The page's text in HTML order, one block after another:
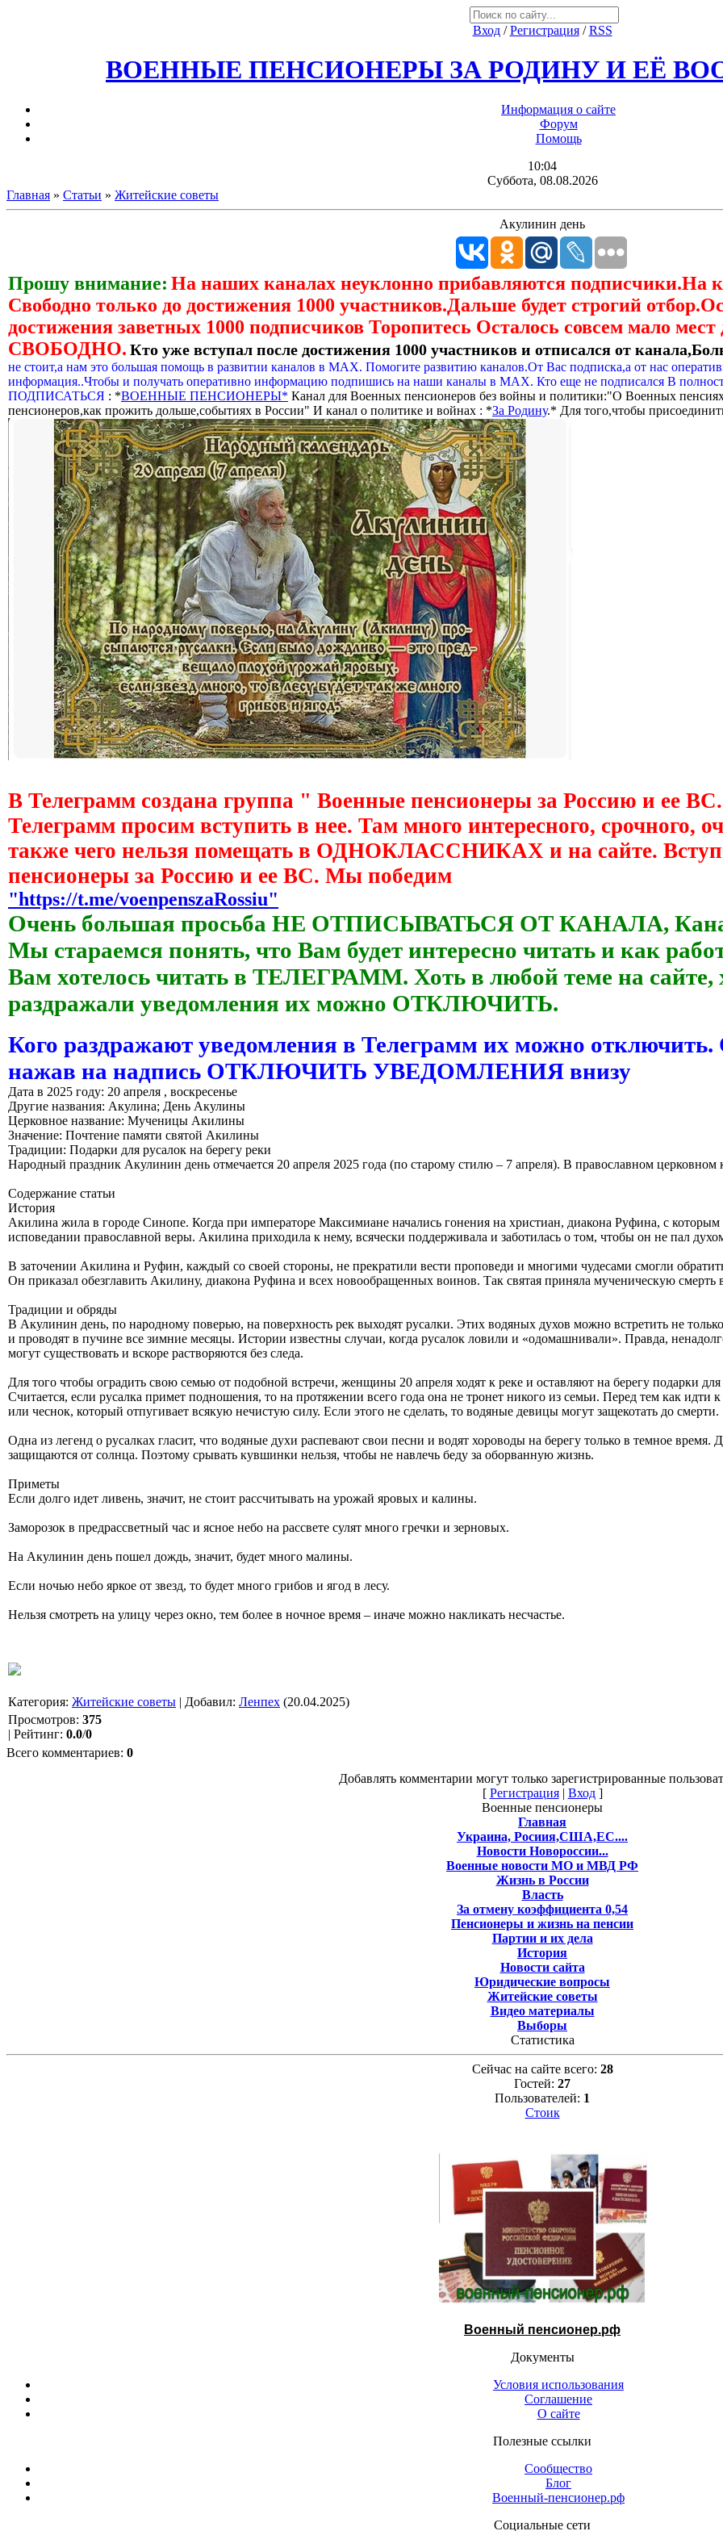
Вход/Регистрация/RSS
ВОЕННЫЕ ПЕНСИОНЕРЫ ЗА РОДИНУ И ЕЁ
Информация о сайте
Форум
Помощь
10:04
Суббота, 08.08.2026
Главная » Статьи » Житейские советы
Акулинин день
Прошу внимание: На наших каналах неуклонно прибавляются
Свободно только до достижения 1000 участников.Дальше будет строгий
достижения заветных 1000 подписчиков Торопитесь Осталось совсем мало
СВОБОДНО. Кто уже вступал после достижения 1000 участников и отписался от
не стоит,а нам это большая помощь в развитии каналов в МАХ. Помогите развитию каналов.От Вас подписка,а от нас
информация..Чтобы и получать оперативно информацию подпишись на наши каналы в МАХ. Кто еще не подписался В
ПОДПИСАТЬСЯ : *ВОЕННЫЕ ПЕНСИОНЕРЫ* Канал для Военных пенсионеров без войны и политики:"О Военных
пенсионеров,как прожить дольше,событиях в России" И канал о политике и войнах : *За Родину.* Для того,чтобы
В Телеграмм создана группа " Военные пенсионеры за Россию и ее
Телеграмм просим вступить в нее. Там много интересного, срочного,
также чего нельзя помещать в ОДНОКЛАССНИКАХ и на сайте.
пенсионеры за Россию и ее ВС. Мы победим
"https://t.me/voenpenszaRossiu"
Очень большая просьба НЕ ОТПИСЫВАТЬСЯ ОТ КАНАЛА, Канал
Мы стараемся понять, что Вам будет интересно читать и как
Вам хотелось читать в ТЕЛЕГРАММ. Хоть в любой теме на сайте,
раздражали уведомления их можно ОТКЛЮЧИТЬ.
Кого раздражают уведомления в Телеграмм их можно
нажав на надпись ОТКЛЮЧИТЬ УВЕДОМЛЕНИЯ внизу
Дата в 2025 году: 20 апреля , воскресенье
Другие названия: Акулина; День Акулины
Церковное название: Мученицы Акилины
Значение: Почтение памяти святой Акилины
Традиции: Подарки для русалок на берегу реки
Народный праздник Акулинин день отмечается 20 апреля 2025 года (по старому стилю – 7 апреля). В православном
Содержание статьи
История
Акилина жила в городе Синопе. Когда при императоре Максимиане начались гонения на христиан, диакона Руфина, с
исповедании православной веры. Акилина приходила к нему, всячески поддерживала и заботилась о том, чтобы он не пал
В заточении Акилина и Руфин, каждый со своей стороны, не прекратили вести проповеди и многими чудесами смогли
Он приказал обезглавить Акилину, диакона Руфина и всех новообращенных воинов. Так святая приняла мученическую
Традиции и обряды
В Акулинин день, по народному поверью, на поверхность рек выходят русалки. Этих водяных духов можно встретить не
и проводят в пучине все зимние месяцы. Истории известны случаи, когда русалок ловили и «одомашнивали». Правда,
могут существовать и вскоре растворяются без следа.
Для того чтобы оградить свою семью от подобной встречи, женщины 20 апреля ходят к реке и оставляют на берегу подарки
Считается, если русалка примет подношения, то на протяжении всего года она не тронет никого из семьи. Перед тем как идти
или чеснок, который отпугивает всякую нечистую силу. Если этого не сделать, то водяные девицы могут защекотать до смерти.
Одна из легенд о русалках гласит, что водяные духи распевают свои песни и водят хороводы на берегу только в темное
защищаются от солнца. Поэтому срывать кувшинки нельзя, чтобы не навлечь беду за оборванную жизнь.
Приметы
Если долго идет ливень, значит, не стоит рассчитывать на урожай яровых и калины.
Заморозок в предрассветный час и ясное небо на рассвете сулят много гречки и зерновых.
На Акулинин день пошел дождь, значит, будет много малины.
Если ночью небо яркое от звезд, то будет много грибов и ягод в лесу.
Нельзя смотреть на улицу через окно, тем более в ночное время – иначе можно накликать несчастье.
Категория: Житейские советы | Добавил: Ленпех (20.04.2025)
Просмотров: 375
| Рейтинг: 0.0/0
Всего комментариев: 0
Добавлять комментарии могут только зарегистрированные
[ Регистрация| Вход]
Военные пенсионеры
Главная
Украина, Росиия,США,ЕС....
Новости Новороссии...
Военные новости МО и МВД РФ
Жизнь в России
Власть
За отмену коэффициента 0,54
Пенсионеры и жизнь на пенсии
Партии и их дела
История
Новости сайта
Юридические вопросы
Житейские советы
Видео материалы
Выборы
Статистика
Сейчас на сайте всего: 28
Гостей: 27
Пользователей: 1
Стоик
Военный пенсионер.рф
Документы
Условия использования
Соглашение
О сайте
Полезные ссылки
Сообщество
Блог
Военный-пенсионер.рф
Социальные сети